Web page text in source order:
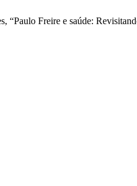
“Paulo Freire e saúde: